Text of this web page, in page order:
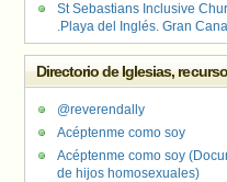
St Sebastians Inclusive
.Playa del Inglés. Gran
Directorio de Iglesias,
@reverendally
Acéptenme como soy
Acéptenme como soy
de hijos homosexuales)